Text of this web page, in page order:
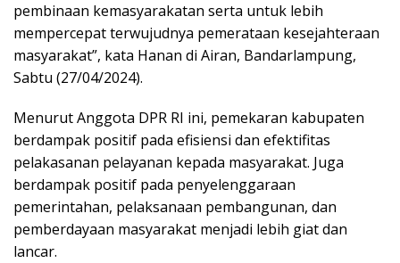
pembinaan kemasyarakatan serta untuk lebih
mempercepat terwujudnya pemerataan kesejahteraan
masyarakat”, kata Hanan di Airan, Bandarlampung,
Sabtu (27/04/2024).
Menurut Anggota DPR RI ini, pemekaran kabupaten
berdampak positif pada efisiensi dan efektifitas
pelakasanan pelayanan kepada masyarakat. Juga
berdampak positif pada penyelenggaraan
pemerintahan, pelaksanaan pembangunan, dan
pemberdayaan masyarakat menjadi lebih giat dan
lancar.